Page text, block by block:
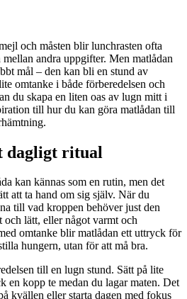
och måsten blir lunchrasten ofta
andra uppgifter. Men matlådan
mål – den kan bli en stund av
omtanke i både förberedelsen och
du skapa en liten oas av lugn mitt i
till hur du kan göra matlådan till
dagligt ritual
kan kännas som en rutin, men det
att ta hand om sig själv. När du
till vad kroppen behöver just den
och lätt, eller något varmt och
omtanke blir matlådan ett uttryck för
hungern, utan för att må bra.
till en lugn stund. Sätt på lite
en kopp te medan du lagar maten. Det
kvällen eller starta dagen med fokus